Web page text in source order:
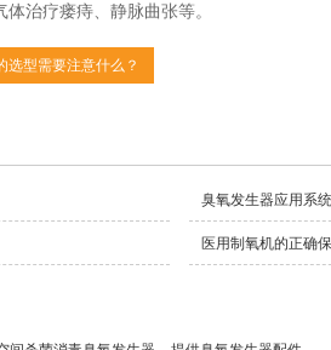
治疗瘘痔、静脉曲张等。
选型需要注意什么？
臭氧发生器应用系
医用制氧机的正确